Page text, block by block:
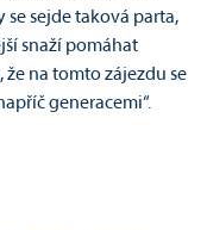
sejde taková parta,
snaží pomáhat
na tomto zájezdu se
generacemi“.